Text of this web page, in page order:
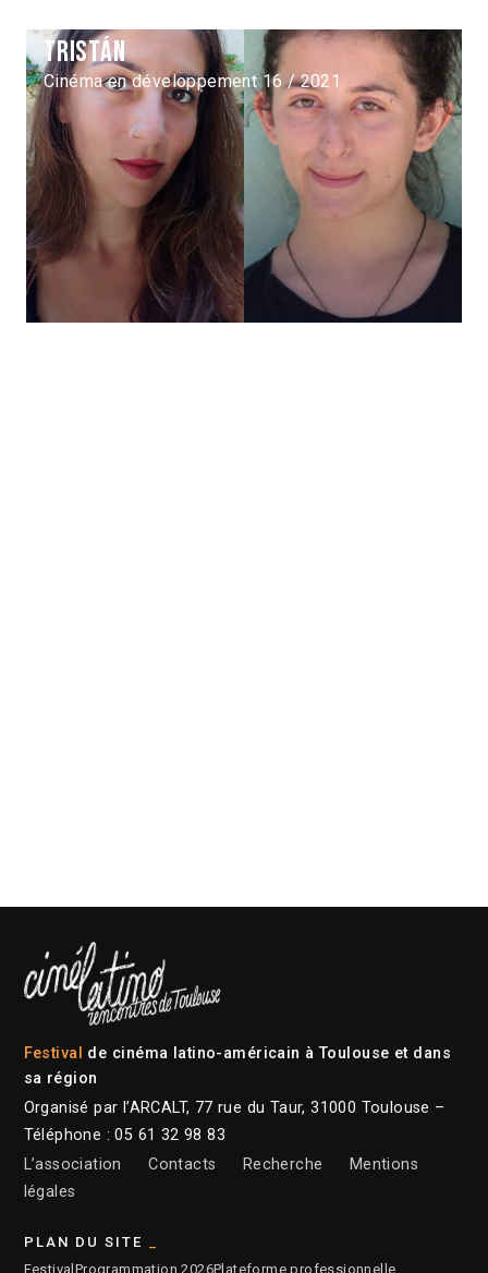
Tristán
Cinéma en développement 16 / 2021
Festival de cinéma latino-américain à Toulouse et dans
sa région
Organisé par l’ARCALT, 77 rue du Taur, 31000 Toulouse –
Téléphone : 05 61 32 98 83
L’association
Contacts Recherche
Mentions
légales
PLAN DU SITE
Festival Programmation 2026Plateforme professionnelle